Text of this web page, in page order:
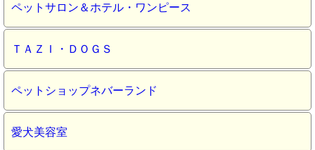
ペットサロン＆ホテル・ワンピース
ＴＡＺＩ・ＤＯＧＳ
ペットショップネバーランド
愛犬美容室